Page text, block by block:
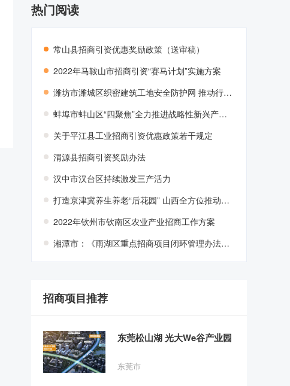
热门阅读
常山县招商引资优惠奖励政策（送审稿）
2022年马鞍山市招商引资“赛马计划”实施方案
潍坊市潍城区织密建筑工地安全防护网 推动行业信用建设
蚌埠市蚌山区“四聚焦”全力推进战略性新兴产业发展
关于平江县工业招商引资优惠政策若干规定
渭源县招商引资奖励办法
汉中市汉台区持续激发三产活力
打造京津冀养生养老“后花园” 山西全方位推动康养产业高质量发展
2022年钦州市钦南区农业产业招商工作方案
湘潭市：《雨湖区重点招商项目闭环管理办法》政策解读
招商项目推荐
东莞松山湖 光大We谷产业园
东莞市